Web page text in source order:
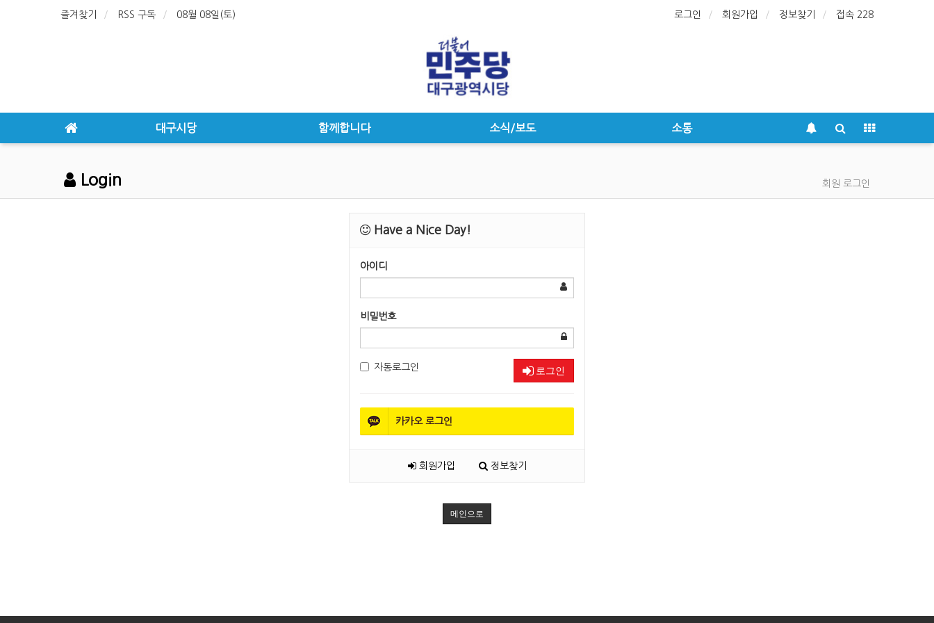
즐겨찾기 RSS 구독 08월 08일(토) 로그인 회원가입 정보찾기 접속 228
대구시당 함께합니다 소식/보도 소통
Login 회원 로그인
Have a Nice Day!
아이디
비밀번호
자동로그인 로그인
카카오로그인
회원가입 정보찾기
메인으로